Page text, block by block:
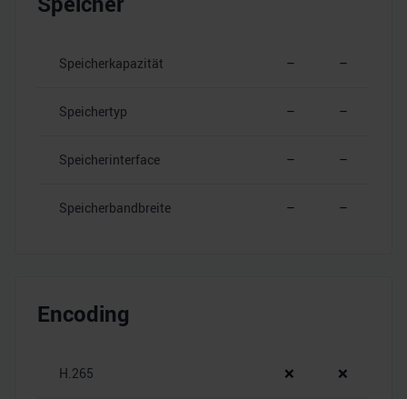
Speicherkapazität – –
Speichertyp – –
Speicherinterface – –
Speicherbandbreite – –
Encoding
H.265 ❌ ❌